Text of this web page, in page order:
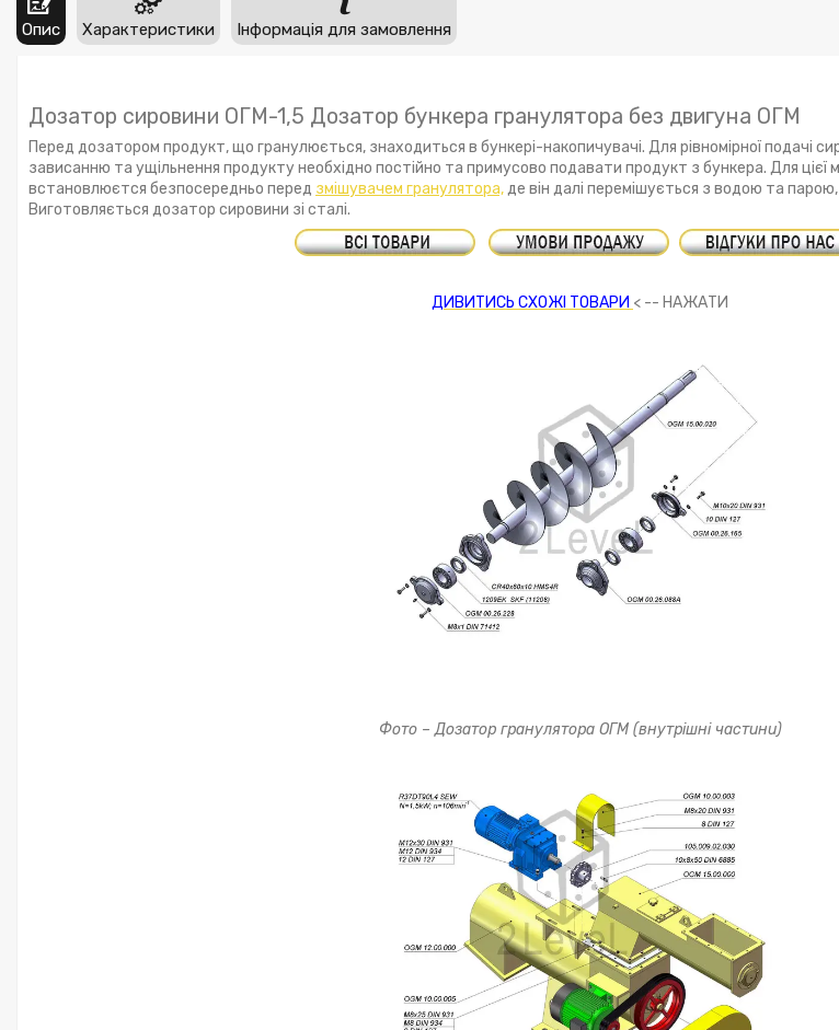
Опис Характеристики Інформація для замовлення
Дозатор сировини ОГМ-1,5 Дозатор бункера гранулятора без двигуна ОГМ
Перед дозатором продукт, що гранулюється, знаходиться в бункері-накопичувачі. Для рівномірної подачі
зависанню та ущільнення продукту необхідно постійно та примусово подавати продукт з бункера. Для цієї
встановлюєтся безпосередньо перед змішувачем гранулятора,де він далі перемішується з водою та
Виготовляється дозатор сировини зі сталі.
ДИВИТИСЬ СХОЖІ ТОВАРИ < -- НАЖАТИ
Фото – Дозатор гранулятора ОГМ (внутрішні частини)